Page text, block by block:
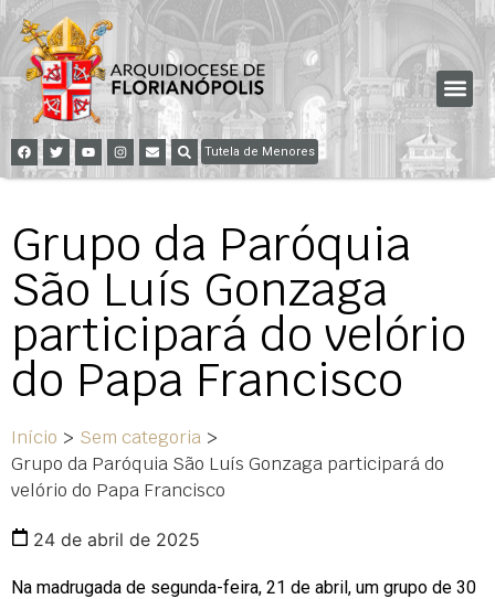
Tutela de Menores
Grupo da Paróquia
São Luís Gonzaga
participará do velório
do Papa Francisco
Início > Sem categoria >
Grupo da Paróquia São Luís Gonzaga participará do
velório do Papa Francisco
24 de abril de 2025
Na madrugada de segunda-feira, 21 de abril, um grupo de 30